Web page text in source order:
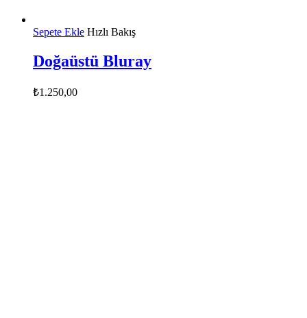
Sepete Ekle Hızlı Bakış
Doğaüstü Bluray
₺1.250,00